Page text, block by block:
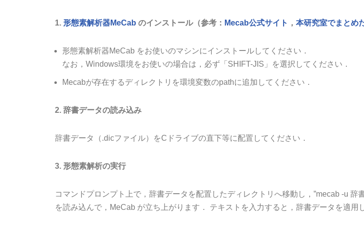
1. 形態素解析器MeCab のインストール（参考： Mecab公式サイト ， 本研究室でまとめ
形態素解析器MeCab をお使いのマシンにインストールしてください．
なお，Windows環境をお使いの場合は，必ず「SHIFT-JIS」を選択してください．
Mecabが存在するディレクトリを環境変数のpathに追加してください．
2. 辞書データの読み込み
辞書データ（.dicファイル）をCドライブの直下等に配置してください．
3. 形態素解析の実行
コマンドプロンプト上で，辞書データを配置したディレクトリへ移動し，”mecab -u
を読み込んで，MeCab が立ち上がります． テキストを入力すると，辞書データを適用